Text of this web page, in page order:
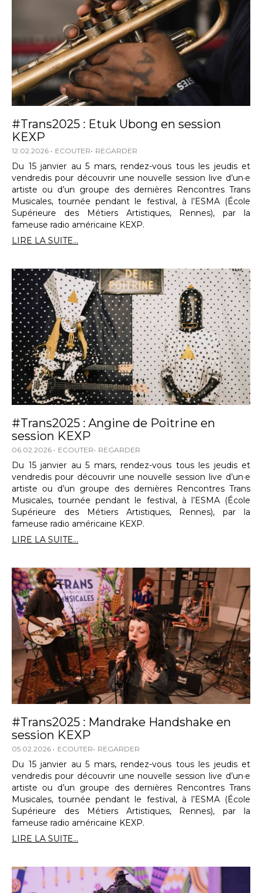
#Trans2025 : Etuk Ubong en session
KEXP
12.02.2026 ECOUTER REGARDER
Du 15 janvier au 5 mars, rendez-vous tous les jeudis et
vendredis pour découvrir une nouvelle session live d’un·e
artiste ou d’un groupe des dernières Rencontres Trans
Musicales, tournée pendant le festival, à l’ESMA (École
Supérieure des Métiers Artistiques, Rennes), par la
fameuse radio américaine KEXP.
LIRE LA SUITE...
#Trans2025 : Angine de Poitrine en
session KEXP
06.02.2026 ECOUTER REGARDER
Du 15 janvier au 5 mars, rendez-vous tous les jeudis et
vendredis pour découvrir une nouvelle session live d’un·e
artiste ou d’un groupe des dernières Rencontres Trans
Musicales, tournée pendant le festival, à l’ESMA (École
Supérieure des Métiers Artistiques, Rennes), par la
fameuse radio américaine KEXP.
LIRE LA SUITE...
#Trans2025 : Mandrake Handshake en
session KEXP
05.02.2026 ECOUTER REGARDER
Du 15 janvier au 5 mars, rendez-vous tous les jeudis et
vendredis pour découvrir une nouvelle session live d’un·e
artiste ou d’un groupe des dernières Rencontres Trans
Musicales, tournée pendant le festival, à l’ESMA (École
Supérieure des Métiers Artistiques, Rennes), par la
fameuse radio américaine KEXP.
LIRE LA SUITE...